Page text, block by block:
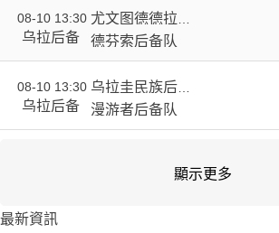
08-10 13:30
乌拉后备
尤文图德德拉后
备队
德芬索后备队
08-10 13:30
乌拉后备
乌拉圭民族后备
队
漫游者后备队
顯示更多
最新資訊